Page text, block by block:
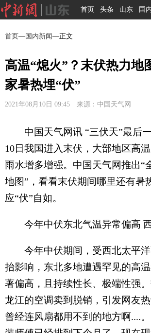
首页 头条 山东 国
首页— 国内新闻—正文
高温“熄火”？末伏热力地
家暑热埋“伏”
2021年08月10日 09:45 来源：中国天气网
中国天气网讯 “三伏天”最后一
10日我国进入末伏，大部地区高
雨水增多增强。中国天气网推出“
地图”，看看末伏期间哪里还有暑
应“伏”自如。
今年中伏东北气温异常偏高
今年中伏期间，受西北太平洋
抬影响，东北多地遭遇罕见的高
著偏高，且持续性长、极端性强
龙江的空调卖到脱销，引发网友
曾经连风扇都用不到的地方啊....